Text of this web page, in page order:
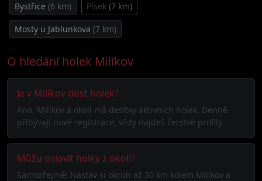
Bystřice (6 km) Písek (7 km)
Mosty u Jablunkova (7 km)
O hledání holek Milíkov
Je v Milíkov dost holek?
Ano, Milíkov a okolí má desítky aktivních holek. Denně
přibývají nové registrace, vždy najdeš čerstvé profily.
Můžu oslovit holky z okolí?
Samozřejmě! Nastav si okruh až 30 km kolem Milíkov a